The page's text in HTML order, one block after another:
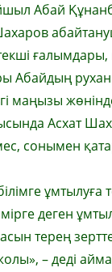
Абай
Абайдың
маңызы
Асхат
сонымен
ұмтылуға
деген
терең
– деді